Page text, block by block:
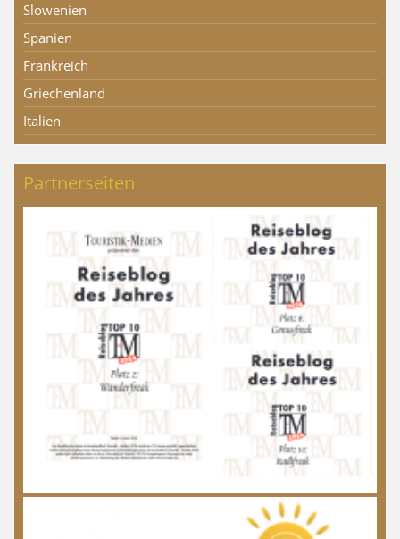
Slowenien
Spanien
Frankreich
Griechenland
Italien
Partnerseiten